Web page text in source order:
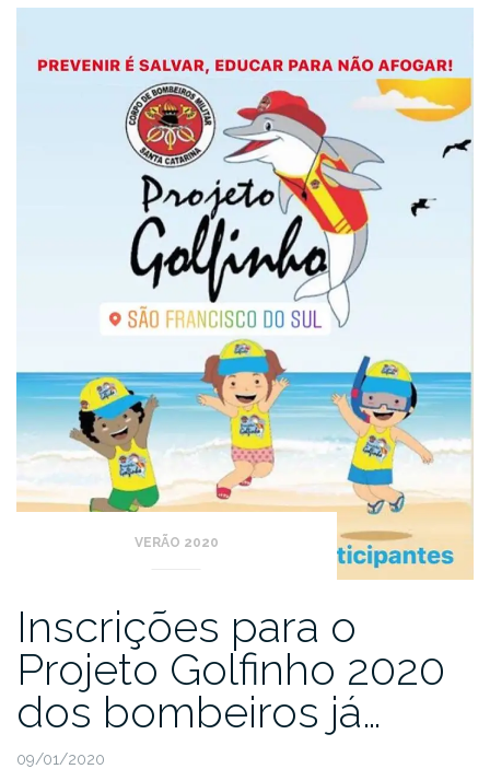
VERÃO 2020
Inscrições para o
Projeto Golfinho 2020
dos bombeiros já…
09/01/2020